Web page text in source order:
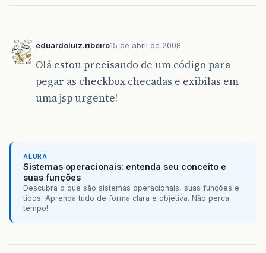
eduardoluiz.ribeiro15 de abril de 2008
Olá estou precisando de um código para
pegar as checkbox checadas e exibilas em
uma jsp urgente!
ALURA
Sistemas operacionais: entenda seu conceito e
suas funções
Descubra o que são sistemas operacionais, suas funções e
tipos. Aprenda tudo de forma clara e objetiva. Não perca
tempo!